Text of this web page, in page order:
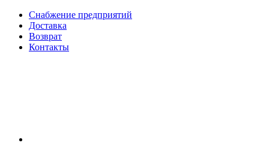
Снабжение предприятий
Доставка
Возврат
Контакты